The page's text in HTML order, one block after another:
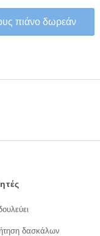
πιάνο δωρεάν
δασκάλων